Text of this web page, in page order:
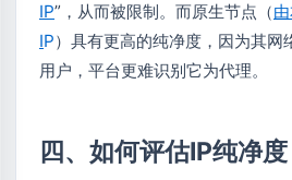
IP”，从而被限制。而原生节点（
IP）具有更高的纯净度，因为其网
用户，平台更难识别它为代理。
四、如何评估IP纯净